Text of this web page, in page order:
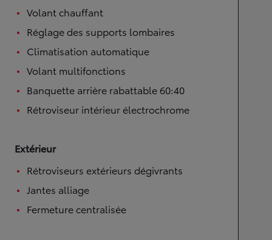
Volant chauffant
Réglage des supports lombaires
Climatisation automatique
Volant multifonctions
Banquette arrière rabattable 60:40
Rétroviseur intérieur électrochrome
Extérieur
Rétroviseurs extérieurs dégivrants
Jantes alliage
Fermeture centralisée